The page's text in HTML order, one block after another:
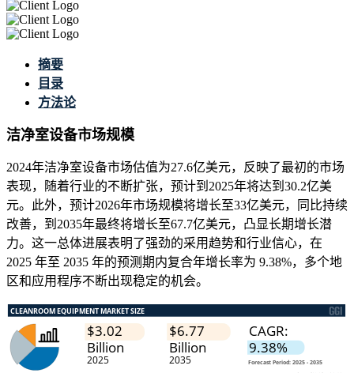
摘要
目录
方法论
洁净室设备市场规模
2024年洁净室设备市场估值为27.6亿美元，反映了最初的市场
表现，随着行业的不断扩张，预计到2025年将达到30.2亿美
元。此外，预计2026年市场规模将增长至33亿美元，同比持续
改善，到2035年最终将增长至67.7亿美元，凸显长期增长潜
力。这一总体进展表明了强劲的采用趋势和行业信心，在
2025 年至 2035 年的预测期内复合年增长率为 9.38%，多个地
区和应用程序不断出现稳定的机会。